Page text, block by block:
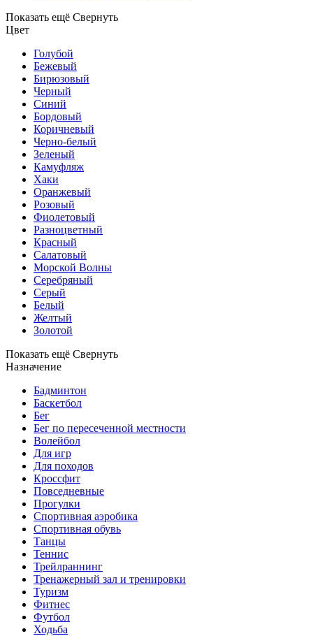
Показать ещё Свернуть
Цвет
Голубой
Бежевый
Бирюзовый
Черный
Синий
Бордовый
Коричневый
Черно-белый
Зеленый
Камуфляж
Хаки
Оранжевый
Розовый
Фиолетовый
Разноцветный
Красный
Салатовый
Морской Волны
Серебряный
Серый
Белый
Желтый
Золотой
Показать ещё Свернуть
Назначение
Бадминтон
Баскетбол
Бег
Бег по пересеченной местности
Волейбол
Для игр
Для походов
Кроссфит
Повседневные
Прогулки
Спортивная аэробика
Спортивная обувь
Танцы
Теннис
Трейлраннинг
Тренажерный зал и тренировки
Туризм
Фитнес
Футбол
Ходьба